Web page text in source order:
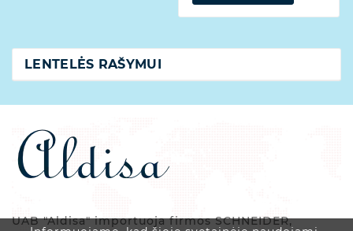
LENTELĖS RAŠYMUI
UAB "Aldisa" importuoja firmos SCHNEIDER,